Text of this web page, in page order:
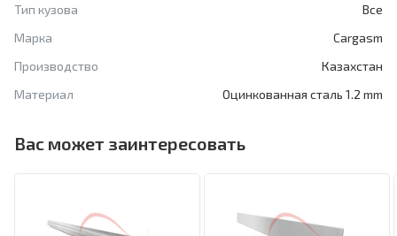
Тип кузова
Все
Марка
Cargasm
Производство
Казахстан
Материал
Оцинкованная сталь 1.2 mm
Вас может заинтересовать